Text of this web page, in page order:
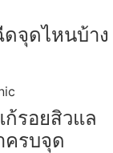
จุดไหนบ้าง
รอยสิวแล
ครบจุด